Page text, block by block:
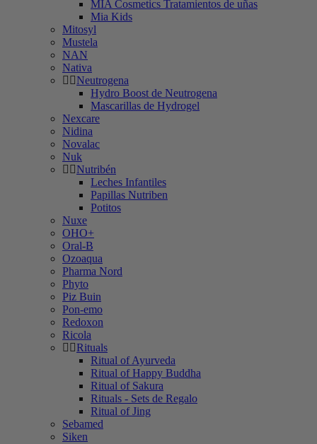
MIA Cosmetics Tratamientos de uñas
Mia Kids
Mitosyl
Mustela
NAN
Nativa
Neutrogena
Hydro Boost de Neutrogena
Mascarillas de Hydrogel
Nexcare
Nidina
Novalac
Nuk
Nutribén
Leches Infantiles
Papillas Nutriben
Potitos
Nuxe
OHO+
Oral-B
Ozoaqua
Pharma Nord
Phyto
Piz Buin
Pon-emo
Redoxon
Ricola
Rituals
Ritual of Ayurveda
Ritual of Happy Buddha
Ritual of Sakura
Rituals - Sets de Regalo
Ritual of Jing
Sebamed
Siken